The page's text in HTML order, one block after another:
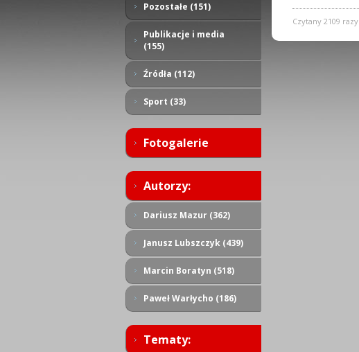
Pozostałe (151)
Publikacje i media
(155)
Źródła (112)
Sport (33)
Fotogalerie
Autorzy:
Dariusz Mazur (362)
Janusz Lubszczyk (439)
Marcin Boratyn (518)
Paweł Warłycho (186)
Tematy:
Czytany 2109 razy